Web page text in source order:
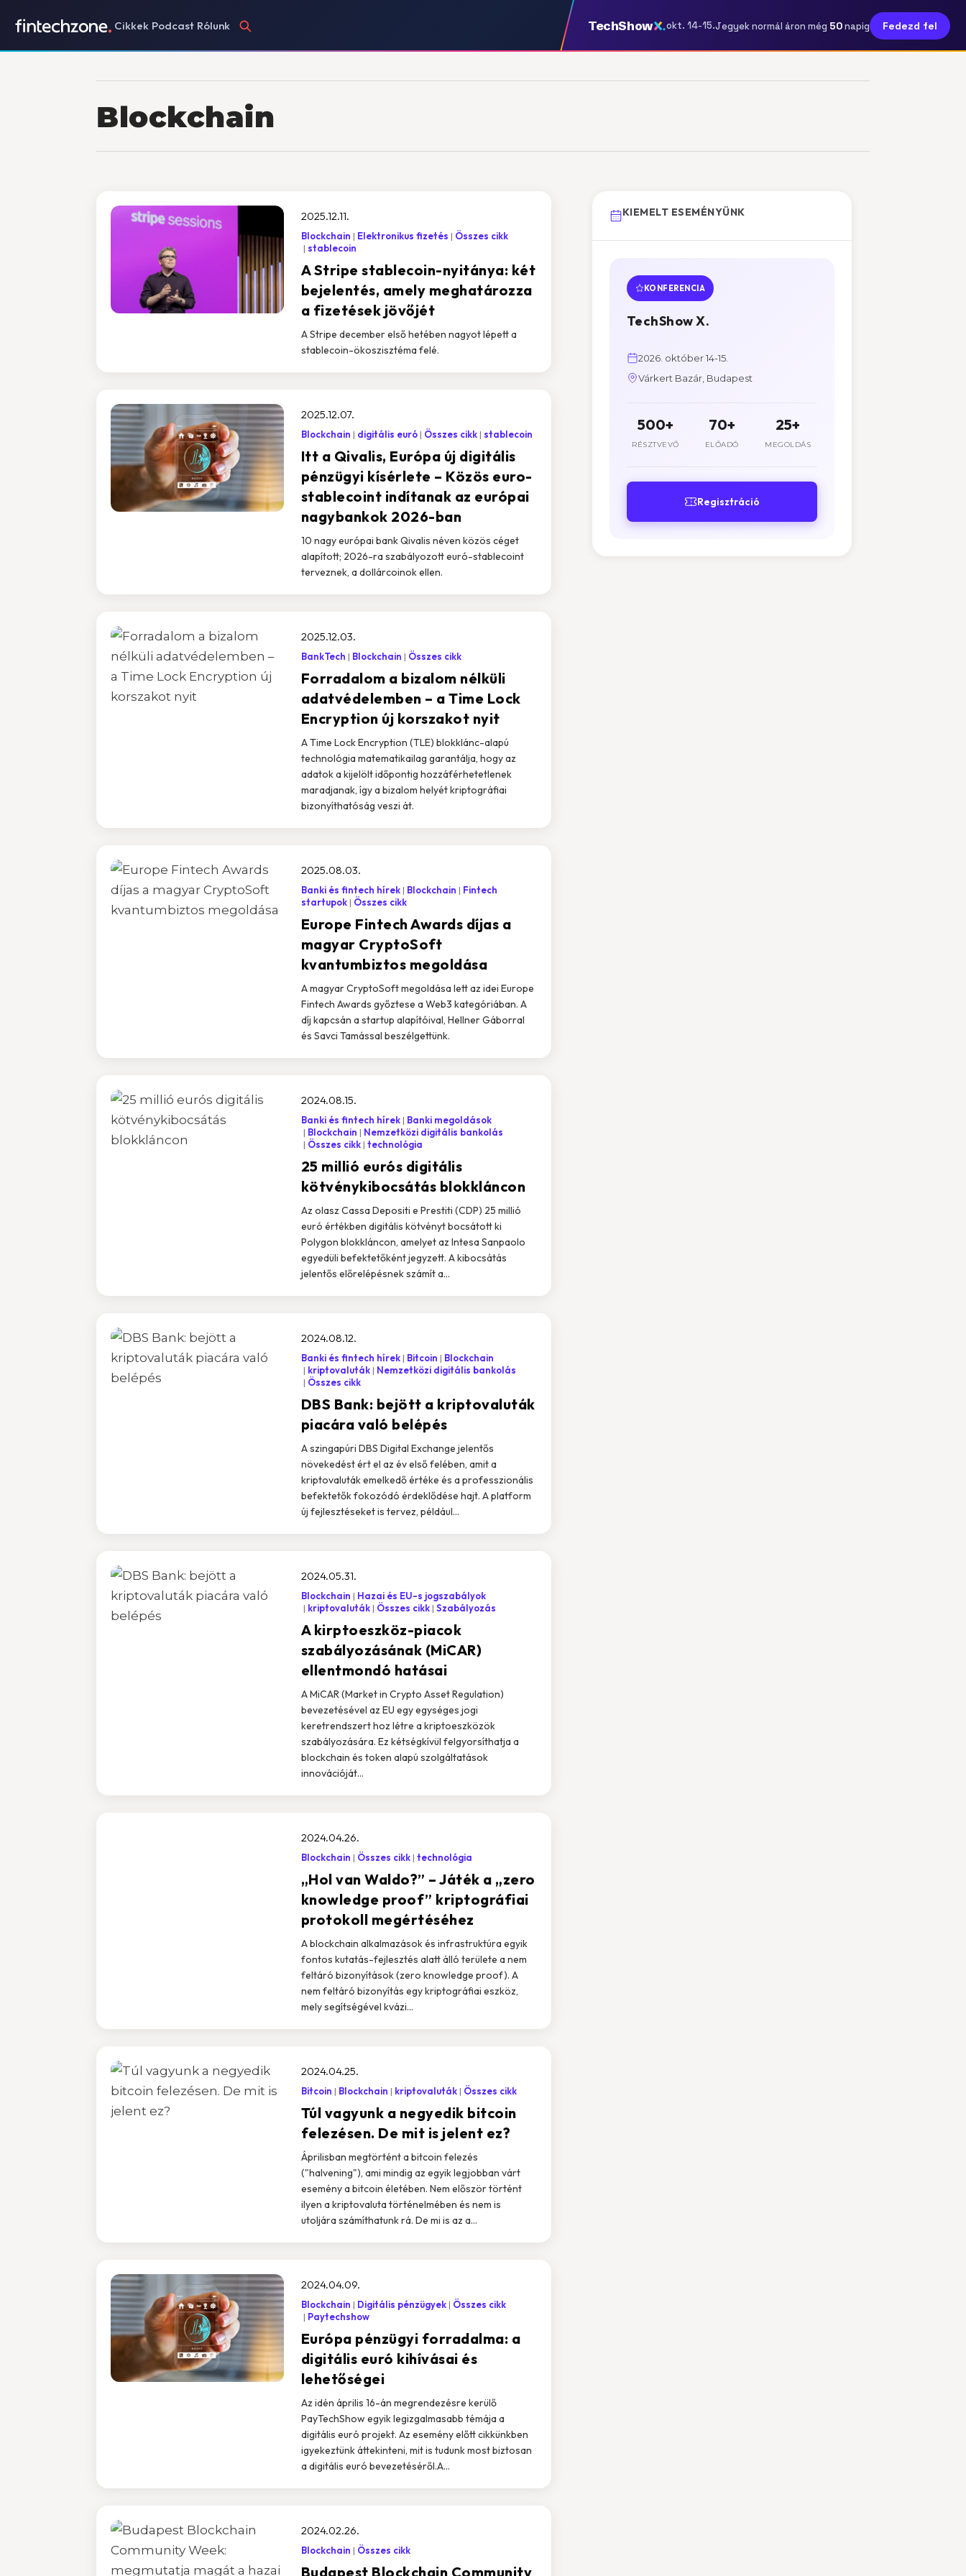
Cikkek Podcast Rólunk TechShow okt. 14-15.Jegyek normál áron még 50napig Fedezd fel
Blockchain
A Stripe stablecoin-nyitánya: két
bejelentés, amely meghatározza
a fizetések jövőjét
2025.12.11.
Blockchain Elektronikus fizetés
Összes cikk
stablecoin
A Stripe december első hetében nagyot lépett a
stablecoin-ökoszisztéma felé.
Itt a Qivalis, Európa új digitális
pénzügyi kísérlete – Közös euro-
stablecoint indítanak az európai
nagybankok 2026-ban
2025.12.07.
Blockchain digitális euró Összes cikk stablecoin
10 nagy európai bank Qivalis néven közös céget
alapított; 2026-ra szabályozott euró-stablecoint
terveznek, a dollárcoinok ellen.
Forradalom a bizalom nélküli
adatvédelemben – a Time Lock
Encryption új korszakot nyit
2025.12.03.
BankTech Blockchain Összes cikk
A Time Lock Encryption (TLE) blokklánc-alapú
technológia matematikailag garantálja, hogy az
adatok a kijelölt időpontig hozzáférhetetlenek
maradjanak, így a bizalom helyét kriptográfiai
bizonyíthatóság veszi át.
Europe Fintech Awards díjas a
magyar CryptoSoft
kvantumbiztos megoldása
2025.08.03.
Banki és fintech hírek Blockchain
Fintech
startupok
Összes cikk
A magyar CryptoSoft megoldása lett az idei Europe
Fintech Awards győztese a Web3 kategóriában. A
díj kapcsán a startup alapítóival, Hellner Gáborral
és Savci Tamással beszélgettünk.
25 millió eurós digitális
kötvénykibocsátás blokkláncon
2024.08.15.
Banki és fintech hírek
Banki megoldások
Blockchain
Nemzetközi digitális bankolás
Összes cikk technológia
Az olasz Cassa Depositi e Prestiti (CDP) 25 millió
euró értékben digitális kötvényt bocsátott ki
Polygon blokkláncon, amelyet az Intesa Sanpaolo
egyedüli befektetőként jegyzett. A kibocsátás
jelentős előrelépésnek számít a...
DBS Bank: bejött a kriptovaluták
piacára való belépés
2024.08.12.
Banki és fintech hírek Bitcoin
Blockchain
kriptovaluták
Nemzetközi digitális bankolás
Összes cikk
A szingapúri DBS Digital Exchange jelentős
növekedést ért el az év első felében, amit a
kriptovaluták emelkedő értéke és a professzionális
befektetők fokozódó érdeklődése hajt. A platform
új fejlesztéseket is tervez, például...
A kirptoeszköz-piacok
szabályozásának (MiCAR)
ellentmondó hatásai
2024.05.31.
Blockchain
Hazai és EU-s jogszabályok
kriptovaluták
Összes cikk Szabályozás
A MiCAR (Market in Crypto Asset Regulation)
bevezetésével az EU egy egységes jogi
keretrendszert hoz létre a kriptoeszközök
szabályozására. Ez kétségkívül felgyorsíthatja a
blockchain és token alapú szolgáltatások
innovációját...
„Hol van Waldo?” – Játék a „zero
knowledge proof” kriptográfiai
protokoll megértéséhez
2024.04.26.
Blockchain Összes cikk technológia
A blockchain alkalmazások és infrastruktúra egyik
fontos kutatás-fejlesztés alatt álló területe a nem
feltáró bizonyítások (zero knowledge proof). A
nem feltáró bizonyítás egy kriptográfiai eszköz,
mely segítségével kvázi...
Túl vagyunk a negyedik bitcoin
felezésen. De mit is jelent ez?
2024.04.25.
Bitcoin Blockchain kriptovaluták Összes cikk
Áprilisban megtörtént a bitcoin felezés
("halvening"), ami mindig az egyik legjobban várt
esemény a bitcoin életében. Nem először történt
ilyen a kriptovaluta történelmében és nem is
utoljára számíthatunk rá. De mi is az a...
Európa pénzügyi forradalma: a
digitális euró kihívásai és
lehetőségei
2024.04.09.
Blockchain Digitális pénzügyek
Összes cikk
Paytechshow
Az idén április 16-án megrendezésre kerülő
PayTechShow egyik legizgalmasabb témája a
digitális euró projekt. Az esemény előtt cikkünkben
igyekeztünk áttekinteni, mit is tudunk most biztosan
a digitális euró bevezetéséről.A...
Budapest Blockchain Community
2024.02.26.
Blockchain Összes cikk
KIEMELT ESEMÉNYÜNK
KONFERENCIA
TechShow X.
2026. október 14-15.
Várkert Bazár, Budapest
500+
RÉSZTVEVŐ
70+
ELŐADÓ
25+
MEGOLDÁS
Regisztráció